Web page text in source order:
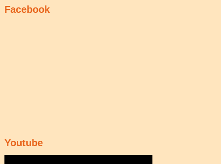
Facebook
Youtube